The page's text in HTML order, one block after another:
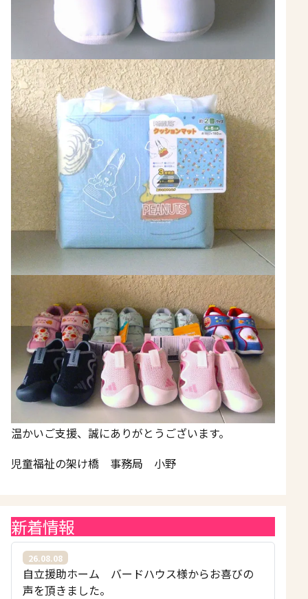
温かいご支援、誠にありがとうございます。
児童福祉の架け橋 事務局 小野
新着情報
26.08.08
自立援助ホーム バードハウス様からお喜びの
声を頂きました。